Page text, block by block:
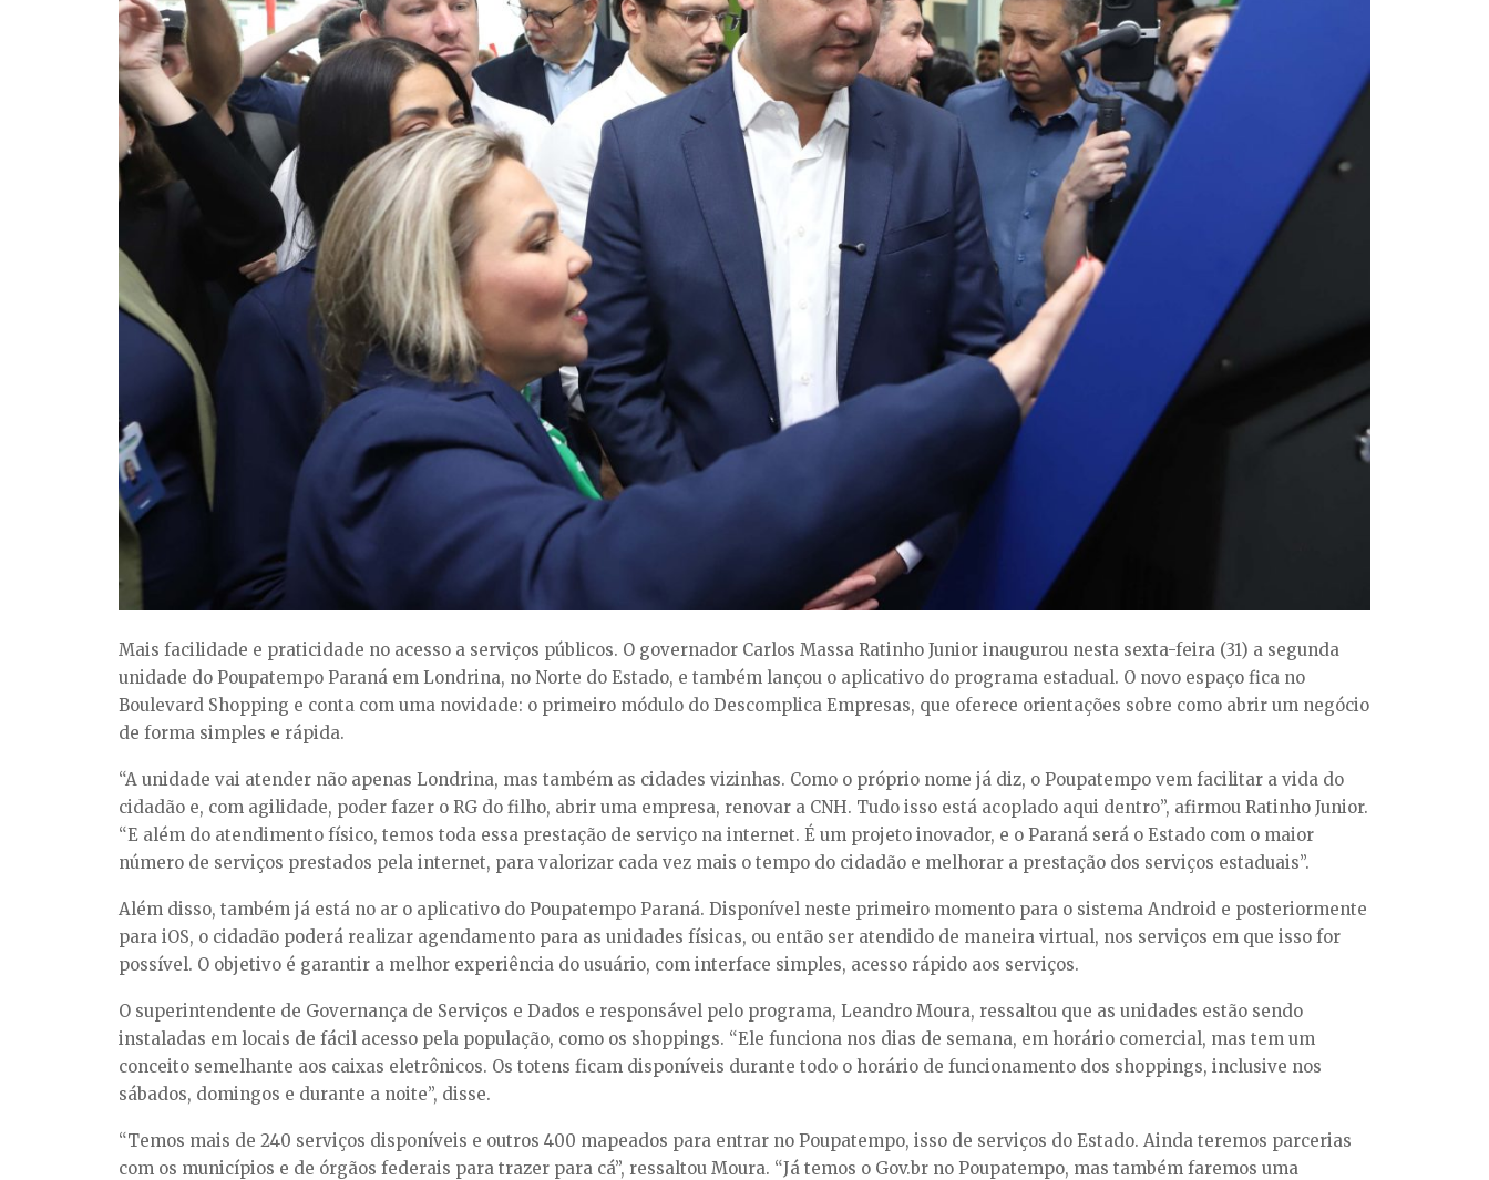
Mais facilidade e praticidade no acesso a serviços públicos. O governador Carlos Massa Ratinho Junior inaugurou nesta sexta-feira (31) a segunda
unidade do Poupatempo Paraná em Londrina, no Norte do Estado, e também lançou o aplicativo do programa estadual. O novo espaço fica no
Boulevard Shopping e conta com uma novidade: o primeiro módulo do Descomplica Empresas, que oferece orientações sobre como abrir um negócio
de forma simples e rápida.
“A unidade vai atender não apenas Londrina, mas também as cidades vizinhas. Como o próprio nome já diz, o Poupatempo vem facilitar a vida do
cidadão e, com agilidade, poder fazer o RG do filho, abrir uma empresa, renovar a CNH. Tudo isso está acoplado aqui dentro”, afirmou Ratinho Junior.
“E além do atendimento físico, temos toda essa prestação de serviço na internet. É um projeto inovador, e o Paraná será o Estado com o maior
número de serviços prestados pela internet, para valorizar cada vez mais o tempo do cidadão e melhorar a prestação dos serviços estaduais”.
Além disso, também já está no ar o aplicativo do Poupatempo Paraná. Disponível neste primeiro momento para o sistema Android e posteriormente
para iOS, o cidadão poderá realizar agendamento para as unidades físicas, ou então ser atendido de maneira virtual, nos serviços em que isso for
possível. O objetivo é garantir a melhor experiência do usuário, com interface simples, acesso rápido aos serviços.
O superintendente de Governança de Serviços e Dados e responsável pelo programa, Leandro Moura, ressaltou que as unidades estão sendo
instaladas em locais de fácil acesso pela população, como os shoppings. “Ele funciona nos dias de semana, em horário comercial, mas tem um
conceito semelhante aos caixas eletrônicos. Os totens ficam disponíveis durante todo o horário de funcionamento dos shoppings, inclusive nos
sábados, domingos e durante a noite”, disse.
“Temos mais de 240 serviços disponíveis e outros 400 mapeados para entrar no Poupatempo, isso de serviços do Estado. Ainda teremos parcerias
com os municípios e de órgãos federais para trazer para cá”, ressaltou Moura. “Já temos o Gov.br no Poupatempo, mas também faremos uma